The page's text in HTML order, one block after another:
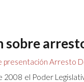
sobre
presentación Arresto
2008 el Poder